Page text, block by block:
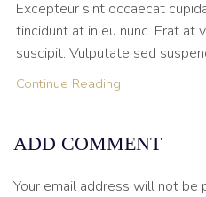
Excepteur sint occaecat
tincidunt at in eu nunc. Erat at
suscipit. Vulputate sed
Continue Reading
ADD COMMENT
Your email address will not be